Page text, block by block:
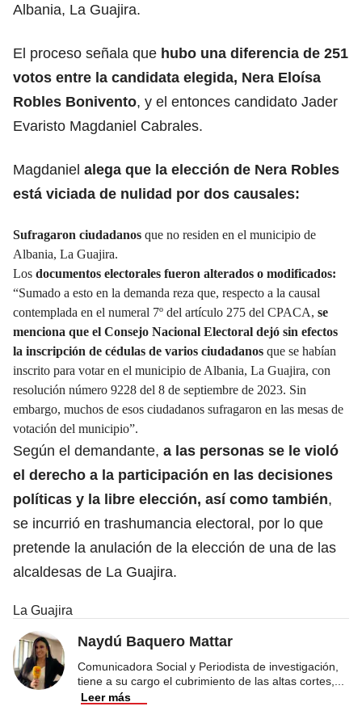
Albania, La Guajira.
El proceso señala que hubo una diferencia de 251
votos entre la candidata elegida, Nera Eloísa
Robles Bonivento, y el entonces candidato Jader
Evaristo Magdaniel Cabrales.
Magdaniel alega que la elección de Nera Robles
está viciada de nulidad por dos causales:
Sufragaron ciudadanos que no residen en el municipio de
Albania, La Guajira.
Los documentos electorales fueron alterados o modificados:
“Sumado a esto en la demanda reza que, respecto a la causal
contemplada en el numeral 7º del artículo 275 del CPACA, se
menciona que el Consejo Nacional Electoral dejó sin efectos
la inscripción de cédulas de varios ciudadanos que se habían
inscrito para votar en el municipio de Albania, La Guajira, con
resolución número 9228 del 8 de septiembre de 2023. Sin
embargo, muchos de esos ciudadanos sufragaron en las mesas de
votación del municipio”.
Según el demandante, a las personas se le violó
el derecho a la participación en las decisiones
políticas y la libre elección, así como también,
se incurrió en trashumancia electoral, por lo que
pretende la anulación de la elección de una de las
alcaldesas de La Guajira.
La Guajira
Naydú Baquero Mattar
Comunicadora Social y Periodista de investigación,
tiene a su cargo el cubrimiento de las altas cortes,
Leer más